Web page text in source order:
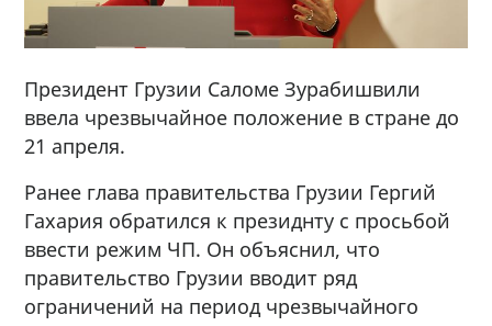
Президент Грузии Саломе Зурабишвили
ввела чрезвычайное положение в стране до
21 апреля.
Ранее глава правительства Грузии Гергий
Гахария обратился к президнту с просьбой
ввести режим ЧП. Он объяснил, что
правительство Грузии вводит ряд
ограничений на период чрезвычайного